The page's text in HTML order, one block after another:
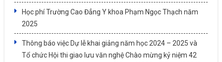
Học phí Trường Cao Đẳng Y khoa Phạm Ngọc Thạch năm
2025
Thông báo việc Dự lễ khai giảng năm học 2024 – 2025 và
Tổ chức Hội thi giao lưu văn nghệ Chào mừng kỷ niệm 42